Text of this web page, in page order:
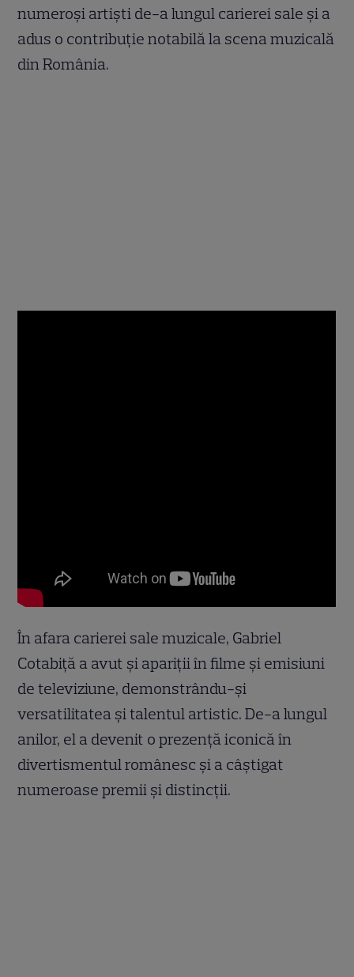
numeroși artiști de-a lungul carierei sale și a
adus o contribuție notabilă la scena muzicală
din România.
În afara carierei sale muzicale, Gabriel
Cotabiță a avut și apariții în filme și emisiuni
de televiziune, demonstrându-și
versatilitatea și talentul artistic. De-a lungul
anilor, el a devenit o prezență iconică în
divertismentul românesc și a câștigat
numeroase premii și distincții.